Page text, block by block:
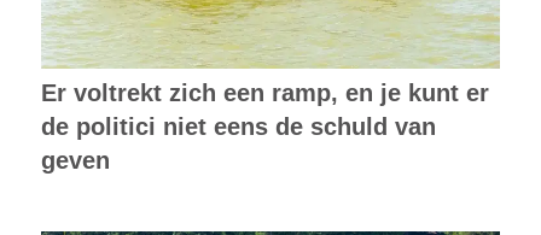
Er voltrekt zich een ramp, en je kunt er
de politici niet eens de schuld van
geven